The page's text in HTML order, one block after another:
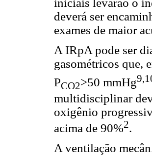
deverá ser
exames de maior
A IRpA pode ser
gasométricos que,
PCO2>50 mmHg
multidisciplinar
oxigênio
acima de 90%2.
A ventilação